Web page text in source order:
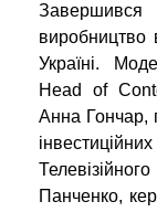
Завершився
виробництво
Україні.
Head of
Анна Гончар,
Панченко,